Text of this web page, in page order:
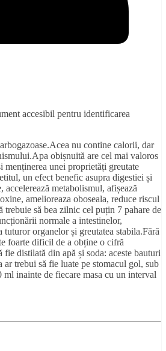
accesibil pentru identificarea
nu contine calorii, dar
obișnuită are cel mai valoros
menținerea unei proprietăți greutate
un efect benefic asupra digestiei și
accelerează metabolismul, afișează
amelioreaza oboseala, reduce riscul
trebuie să bea zilnic cel puțin 7 pahare de
normale a intestinelor,
organelor și greutatea stabila.Fără
foarte dificil de a obține o cifră
fie distilată din apă și soda: aceste bauturi
trebui să fie luate pe stomacul gol, sub
inainte de fiecare masa cu un interval